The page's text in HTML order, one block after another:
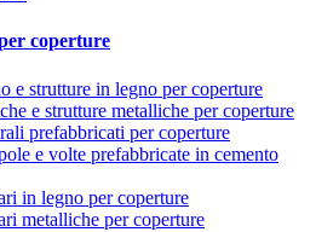
coperture
e strutture in legno per coperture
e strutture metalliche per coperture
prefabbricati per coperture
e volte prefabbricate in cemento
in legno per coperture
metalliche per coperture